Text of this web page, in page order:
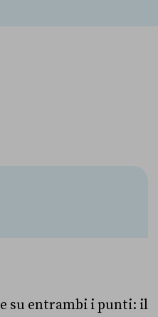
su entrambi i punti: il